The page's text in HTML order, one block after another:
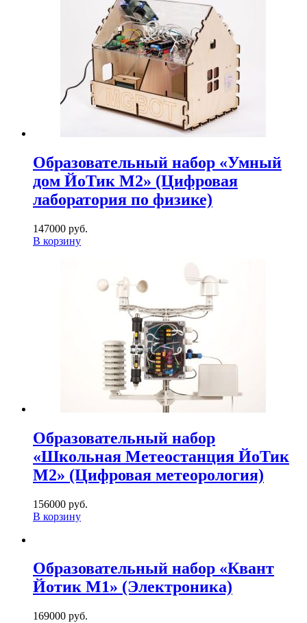
Образовательный набор «Умный
дом ЙоТик М2» (Цифровая
лаборатория по физике)
147000 руб.
В корзину
Образовательный набор
«Школьная Метеостанция ЙоТик
М2» (Цифровая метеорология)
156000 руб.
В корзину
Образовательный набор «Квант
Йотик М1» (Электроника)
169000 руб.